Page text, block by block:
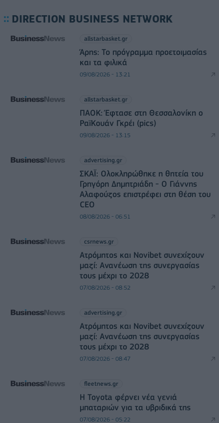
DIRECTION BUSINESS NETWORK
allstarbasket.gr
Άρης: Το πρόγραμμα προετοιμασίας
και τα φιλικά
09/08/2026 - 13:21
allstarbasket.gr
ΠΑΟΚ: Έφτασε στη Θεσσαλονίκη ο
ΡαϊΚουάν Γκρέι (pics)
09/08/2026 - 13:15
advertising.gr
ΣΚΑΪ: Ολοκληρώθηκε η θητεία του
Γρηγόρη Δημητριάδη - Ο Γιάννης
Αλαφούζος επιστρέφει στη θέση του
CEO
08/08/2026 - 06:51
csrnews.gr
Ατρόμητος και Novibet συνεχίζουν
μαζί: Ανανέωση της συνεργασίας
τους μέχρι το 2028
07/08/2026 - 08:52
advertising.gr
Ατρόμητος και Novibet συνεχίζουν
μαζί: Ανανέωση της συνεργασίας
τους μέχρι το 2028
07/08/2026 - 08:47
fleetnews.gr
Η Toyota φέρνει νέα γενιά
μπαταριών για τα υβριδικά της
07/08/2026 - 05:22